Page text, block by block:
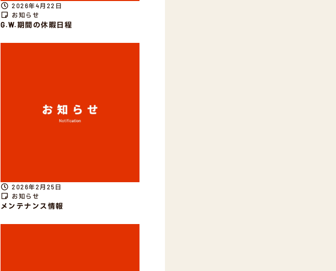
2026年4月22日
お知らせ
G.W.期間の休暇日程
2026年2月25日
お知らせ
メンテナンス情報